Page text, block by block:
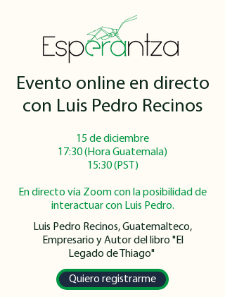
Evento online en directo
con Luis Pedro Recinos
15 de diciembre
17:30 (Hora Guatemala)
15:30 (PST)
En directo vía Zoom con la posibilidad de
interactuar con Luis Pedro.
Luis Pedro Recinos, Guatemalteco,
Empresario y Autor del libro "El
Legado de Thiago"
Quiero registrarme